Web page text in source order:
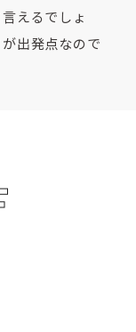
えるでしょ
出発点なので